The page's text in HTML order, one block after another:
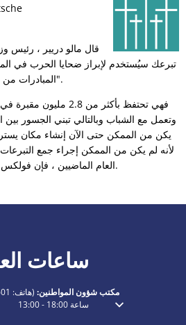
قال مالو دريير ، رئيس
تبرعك سيُستخدم لإبراز ضحايا الحرب في
المبادرات من أجل مستقبل مشترك وسلمي".
وتعمل مع الشباب وبالتالي تبني الجسور بين
يكن من الممكن حتى الآن إنشاء مكان
لأنه لم يكن من الممكن إجراء جمع
العام الماضيين ، فإن فولكس بوند تطلب التبرعات هذا العام.
ساعات
مكتب شؤون المواطنين: (هاتف:
انقر لإخفاء أوقات الفتح
13:00-18:00 ساعة